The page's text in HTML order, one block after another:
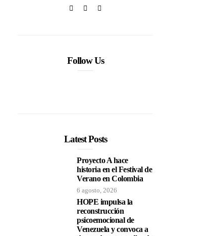
Follow Us
Latest Posts
Proyecto A hace
historia en el Festival de
Verano en Colombia
6 agosto, 2026
HOPE impulsa la
reconstrucción
psicoemocional de
Venezuela y convoca a